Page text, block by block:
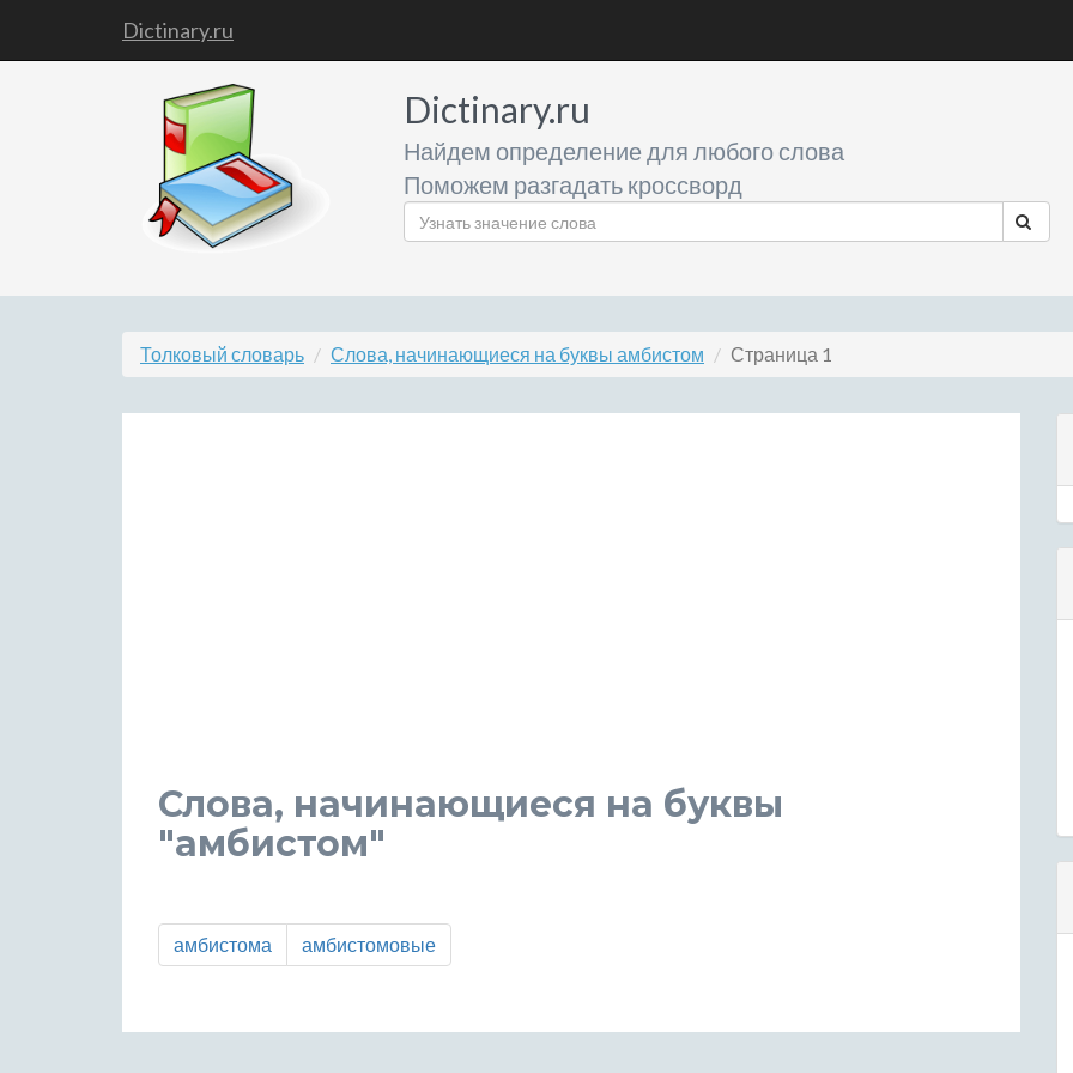
Dictinary.ru
Dictinary.ru
Найдем определение для любого слова
Поможем разгадать кроссворд
Толковый словарь Слова, начинающиеся на буквы амбистом Страница 1
Слова, начинающиеся на буквы
"амбистом"
амбистома амбистомовые